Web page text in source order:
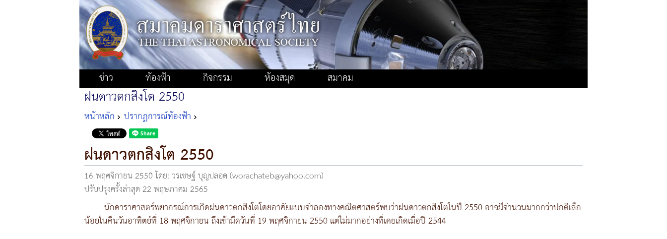
ข่าว ท้องฟ้า กิจกรรม ห้องสมุด สมาคม
ฝนดาวตกสิงโต 2550
หน้าหลัก ปรากฏการณ์ท้องฟ้า
ฝนดาวตกสิงโต 2550
16 พฤศจิกายน 2550โดย: วรเชษฐ์ บุญปลอด (worachateb@yahoo.com)
ปรับปรุงครั้งล่าสุด 22 พฤษภาคม 2565
นักดาราศาสตร์พยากรณ์การเกิดฝนดาวตกสิงโตโดยอาศัยแบบจำลองทางคณิตศาสตร์พบว่าฝนดาวตกสิงโตในปี 2550 อาจมีจำนวนมากกว่าปกติเล็ก
น้อยในคืนวันอาทิตย์ที่ 18 พฤศจิกายน ถึงเช้ามืดวันที่ 19 พฤศจิกายน 2550 แต่ไม่มากอย่างที่เคยเกิดเมื่อปี 2544